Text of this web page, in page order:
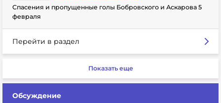
Спасения и пропущенные голы Бобровского и Аскарова 5
февраля
Перейти в раздел
Показать еще
Обсуждение